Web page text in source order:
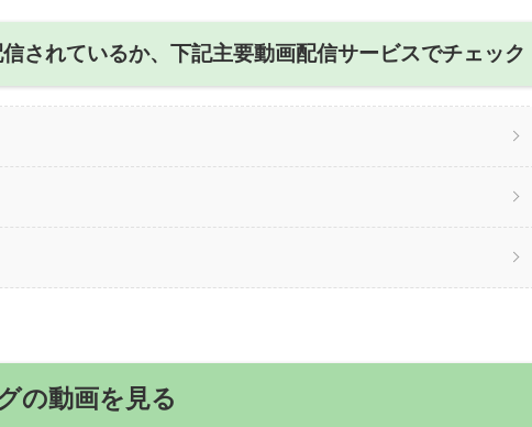
されているか、下記主要動画配信サービスでチェック
の動画を見る